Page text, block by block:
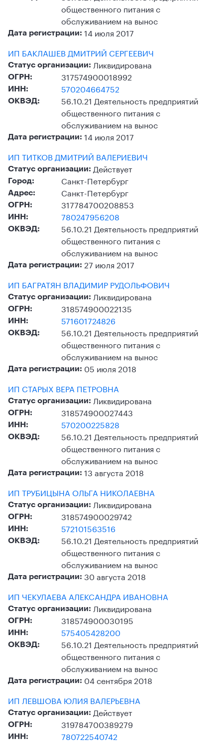
общественного питания с
обслуживанием на вынос
Дата регистрации: 14 июля 2017
ИП БАКЛАШЕВ ДМИТРИЙ СЕРГЕЕВИЧ
Статус организации: Ликвидирована
ОГРН: 317574900018992
ИНН: 570204664752
ОКВЭД:
56.10.21 Деятельность предприятий
общественного питания с
обслуживанием на вынос
Дата регистрации: 14 июля 2017
ИП ТИТКОВ ДМИТРИЙ ВАЛЕРИЕВИЧ
Статус организации: Действует
Город: Санкт-Петербург
Адрес: Санкт-Петербург
ОГРН: 317784700208853
ИНН: 780247956208
ОКВЭД:
56.10.21 Деятельность предприятий
общественного питания с
обслуживанием на вынос
Дата регистрации: 27 июля 2017
ИП БАГРАТЯН ВЛАДИМИР РУДОЛЬФОВИЧ
Статус организации: Ликвидирована
ОГРН: 318574900022135
ИНН: 571601724826
ОКВЭД:
56.10.21 Деятельность предприятий
общественного питания с
обслуживанием на вынос
Дата регистрации: 05 июля 2018
ИП СТАРЫХ ВЕРА ПЕТРОВНА
Статус организации: Ликвидирована
ОГРН: 318574900027443
ИНН: 570200225828
ОКВЭД:
56.10.21 Деятельность предприятий
общественного питания с
обслуживанием на вынос
Дата регистрации: 13 августа 2018
ИП ТРУБИЦЫНА ОЛЬГА НИКОЛАЕВНА
Статус организации: Ликвидирована
ОГРН: 318574900029742
ИНН: 572101563516
ОКВЭД:
56.10.21 Деятельность предприятий
общественного питания с
обслуживанием на вынос
Дата регистрации: 30 августа 2018
ИП ЧЕКУЛАЕВА АЛЕКСАНДРА ИВАНОВНА
Статус организации: Ликвидирована
ОГРН: 318574900030195
ИНН: 575405428200
ОКВЭД:
56.10.21 Деятельность предприятий
общественного питания с
обслуживанием на вынос
Дата регистрации: 04 сентября 2018
ИП ЛЕВШОВА ЮЛИЯ ВАЛЕРЬЕВНА
Статус организации: Действует
ОГРН: 319784700389279
ИНН:
780722540742